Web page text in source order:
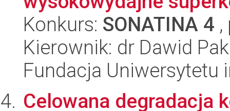
Konkurs: SONATINA 4
Kierownik: dr Dawid
Fundacja Uniwersytetu
Celowana degradacja